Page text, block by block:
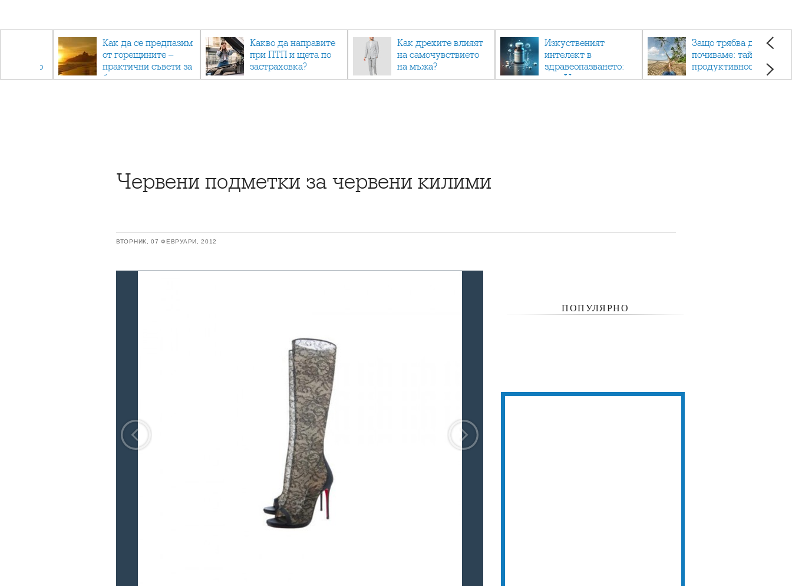
отново
Как да се предпазим
от горещините –
практични съвети за
безопасно лято
Какво да направите
при ПТП и щета по
застраховка?
Как дрехите влияят
на самочувствието
на мъжа?
Изкуственият
интелект в
здравеопазването:
как AI променя
Защо трябва да си
почиваме: тайната на
продуктивността,
здравето и добрия
Червени подметки за червени килими
ВТОРНИК, 07 ФЕВРУАРИ, 2012
ПОПУЛЯРНО